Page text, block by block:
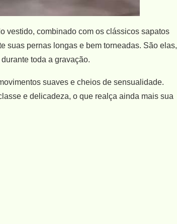
vestido, combinado com os clássicos sapatos
suas pernas longas e bem torneadas. São elas,
toda a gravação.
suaves e cheios de sensualidade.
e delicadeza, o que realça ainda mais sua